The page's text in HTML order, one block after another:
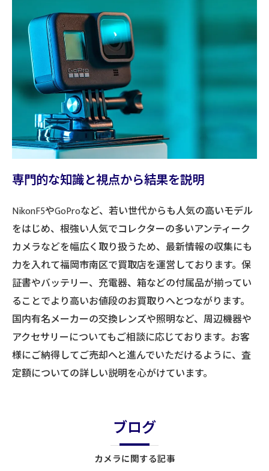
専門的な知識と視点から結果を説明
NikonF5やGoProなど、若い世代からも人気の高いモデル
をはじめ、根強い人気でコレクターの多いアンティーク
カメラなどを幅広く取り扱うため、最新情報の収集にも
力を入れて福岡市南区で買取店を運営しております。保
証書やバッテリー、充電器、箱などの付属品が揃ってい
ることでより高いお値段のお買取りへとつながります。
国内有名メーカーの交換レンズや照明など、周辺機器や
アクセサリーについてもご相談に応じております。お客
様にご納得してご売却へと進んでいただけるように、査
定額についての詳しい説明を心がけています。
ブログ
カメラに関する記事